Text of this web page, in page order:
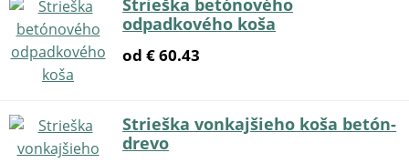
Strieška betónového
odpadkového koša
od € 60.43
Strieška vonkajšieho koša betón-
drevo